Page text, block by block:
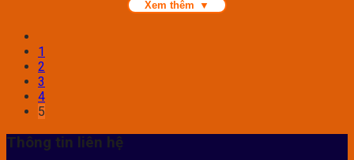
Trong hoạt động vận hành kho hàng, việc lựa chọn đúng hệ
thống kệ lưu trữ quyết định trực tiếp đến năng suất, mức độ an
toàn và khả năng mở rộng trong tương lai. Trong đó,
(Medium Duty Rack) là nhóm kệ được sử dụng nhiều nhất
tại các doanh nghiệp vì đáp ứng linh hoạt cho nhiều loại hàng
hóa, từ linh kiện, vật tư sản xuất, phụ kiện điện tử cho tới
Xem thêm
1
2
3
4
5
Thông tin liên hệ